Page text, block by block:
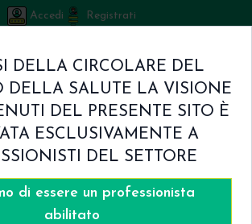
Accedi Registrati
Bicuspid
Home
Shop
Termini & Condizioni
Contatti
Carrello
Catalogo
DELLA CIRCOLARE DEL
DELLA SALUTE LA VISIONE
DEL PRESENTE SITO È
ESCLUSIVAMENTE A
DEL SETTORE
di essere un professionista
abilitato